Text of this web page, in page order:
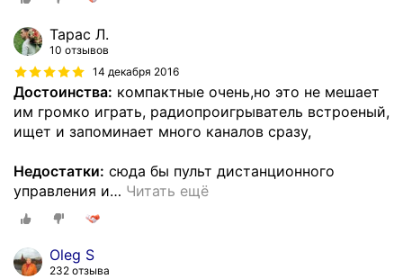
Тарас Л.
10 отзывов
14 декабря 2016
Достоинства: компактные очень,но это не мешает
им громко играть, радиопроигрыватель встроеный,
ищет и запоминает много каналов сразу,
Недостатки: сюда бы пульт дистанционного
управления и… Читать ещё
Oleg S
232 отзыва